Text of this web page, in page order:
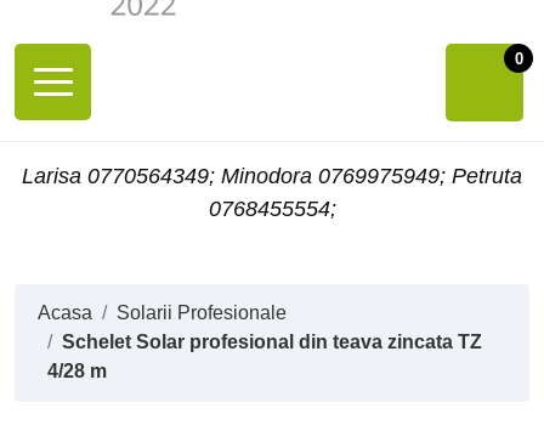
0
Larisa 0770564349; Minodora 0769975949; Petruta
0768455554;
Acasa
Solarii Profesionale
Schelet Solar profesional din teava zincata TZ
4/28 m